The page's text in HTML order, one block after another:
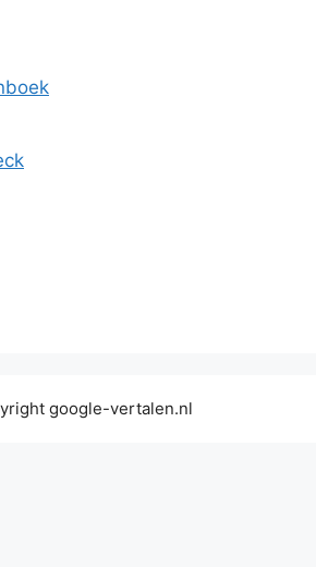
google-vertalen.nl